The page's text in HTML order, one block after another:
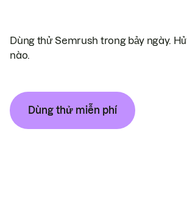
Dùng thử Semrush trong bảy ngày.
nào.
Dùng thử miễn phí